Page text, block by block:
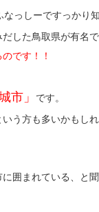
なっしーですっかり
した鳥取県が有名
です！！
市」
です。
う方も多いかもし
囲まれている、と